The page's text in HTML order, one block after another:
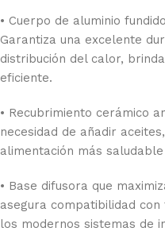
• Cuerpo de aluminio
Garantiza una excelente
distribución del calor,
eficiente.
• Recubrimiento cerámico
necesidad de añadir
alimentación más
• Base difusora que
asegura compatibilidad
los modernos sistemas de